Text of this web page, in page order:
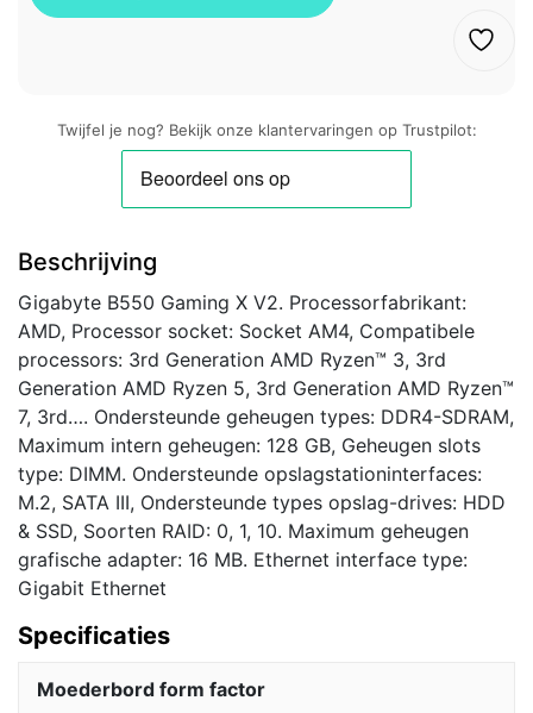
Twijfel je nog? Bekijk onze klantervaringen op Trustpilot:
Beschrijving
Gigabyte B550 Gaming X V2. Processorfabrikant:
AMD, Processor socket: Socket AM4, Compatibele
processors: 3rd Generation AMD Ryzen™ 3, 3rd
Generation AMD Ryzen 5, 3rd Generation AMD Ryzen™
7, 3rd…. Ondersteunde geheugen types: DDR4-SDRAM,
Maximum intern geheugen: 128 GB, Geheugen slots
type: DIMM. Ondersteunde opslagstationinterfaces:
M.2, SATA III, Ondersteunde types opslag-drives: HDD
& SSD, Soorten RAID: 0, 1, 10. Maximum geheugen
grafische adapter: 16 MB. Ethernet interface type:
Gigabit Ethernet
Specificaties
Moederbord form factor